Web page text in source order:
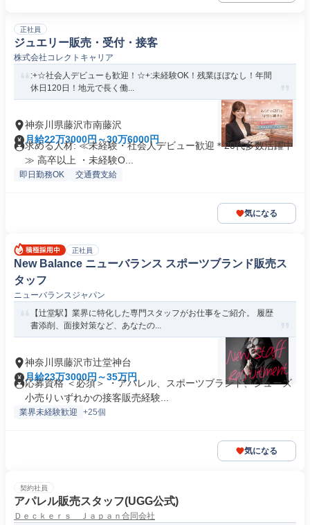
正社員
ジュエリー販売・受付・接客
株式会社コレクトキャリア
:+☆社会人デビューも歓迎！☆+:未経験OK！残業ほぼなし！年間
休日120日！地元で長く働...
神奈川県藤沢市南藤沢
月給22万3000円～30万6000円
求める人材: ≪未経験・社会人デビュー歓迎＊20代多数活躍中
≫ 高卒以上 ・未経験O...
即日勤務OK 交通費支給
気になる
正社員
New Balance ニューバランス スポーツブランド販売ス
タッフ
ニューバランスジャパン
【辻堂駅】業界に特化した専門スタッフがお仕事をご紹介。 履歴
書添削、面接対策など、あなたの...
神奈川県藤沢市辻堂神台
月給23万3000円～35万円
応募資格 ＜必須＞ ・アパレル、スポーツブランド、シューズ
小売りいずれかの接客販売経験...
業界未経験歓迎 +25個
気になる
契約社員
アパレル販売スタッフ(UGG公式)
Ｄｅｃｋｅｒｓ Ｊａｐａｎ合同会社